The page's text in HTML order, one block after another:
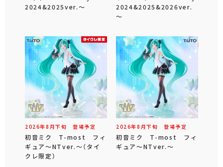
2024&2025ver.～
2024&2025&2026ver.
～
2026年8 月下旬 登場予定
初音ミク T-most フィ
ギュア～NTver.～（タイ
クレ限定）
2026年8 月下旬 登場予定
初音ミク T-most フィ
ギュア～NTver.～